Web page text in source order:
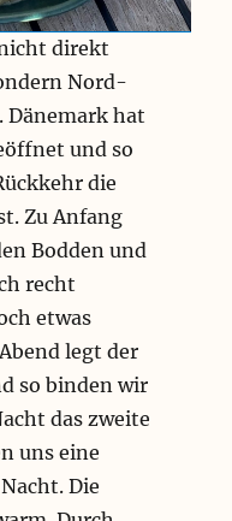
direkt
Nord-
Dänemark hat
und so
die
Zu Anfang
Bodden und
recht
etwas
legt der
so binden wir
das zweite
uns eine
Die